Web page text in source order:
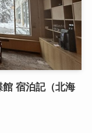
館 宿泊記（北海